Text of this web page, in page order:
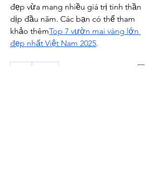
đẹp vừa mang nhiều giá trị tinh thần
dịp đầu năm. Các bạn có thể tham
khảo thêmTop 7 vườn mai vàng lớn
đẹp nhất Việt Nam 2025.